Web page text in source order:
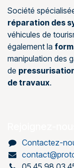
Société
réparation des
véhicules de
également la
manipulation des
de
de travaux.
Contactez-